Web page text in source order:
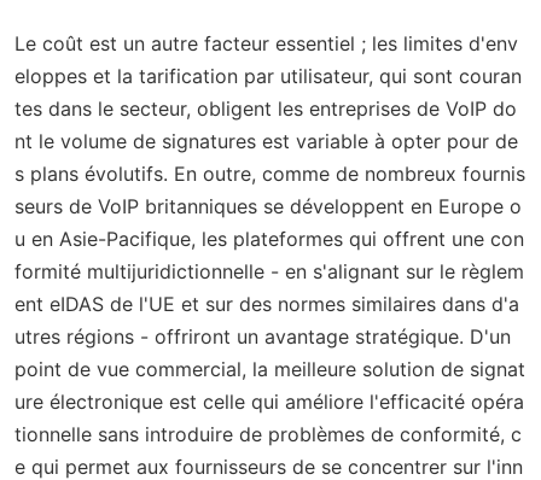
Le coût est un autre facteur essentiel ; les limites d'env
eloppes et la tarification par utilisateur, qui sont couran
tes dans le secteur, obligent les entreprises de VoIP do
nt le volume de signatures est variable à opter pour de
s plans évolutifs. En outre, comme de nombreux fournis
seurs de VoIP britanniques se développent en Europe o
u en Asie-Pacifique, les plateformes qui offrent une con
formité multijuridictionnelle - en s'alignant sur le règlem
ent eIDAS de l'UE et sur des normes similaires dans d'a
utres régions - offriront un avantage stratégique. D'un
point de vue commercial, la meilleure solution de signat
ure électronique est celle qui améliore l'efficacité opéra
tionnelle sans introduire de problèmes de conformité, c
e qui permet aux fournisseurs de se concentrer sur l'inn